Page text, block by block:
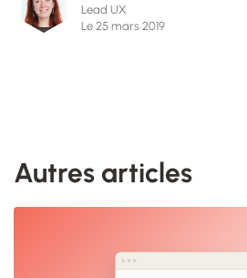
Lead UX
Le 25 mars 2019
Autres articles